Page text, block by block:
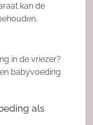
kan de
in de vriezer?
babyvoeding
als